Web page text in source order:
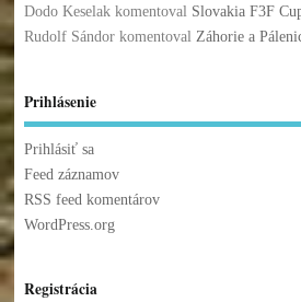
Dodo Keselakkomentoval Slovakia F3F
Rudolf Sándorkomentoval Záhorie a
Prihlásenie
Prihlásiť sa
Feed záznamov
RSS feed komentárov
WordPress.org
Registrácia